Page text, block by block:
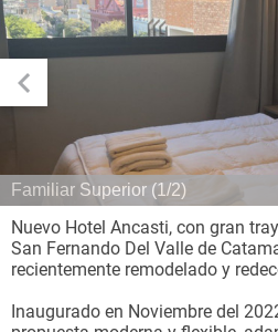
Familiar Superior (1/2)
Nuevo Hotel Ancasti, con gran
San Fernando Del Valle de
recientemente remodelado y
Inaugurado en Noviembre del